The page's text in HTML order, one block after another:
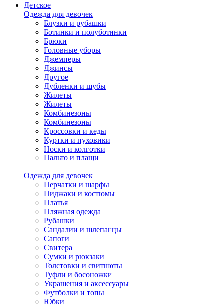
Детское
Одежда для девочек
Блузки и рубашки
Ботинки и полуботинки
Брюки
Головные уборы
Джемперы
Джинсы
Другое
Дубленки и шубы
Жилеты
Жилеты
Комбинезоны
Комбинезоны
Кроссовки и кеды
Куртки и пуховики
Носки и колготки
Пальто и плащи
Одежда для девочек
Перчатки и шарфы
Пиджаки и костюмы
Платья
Пляжная одежда
Рубашки
Сандалии и шлепанцы
Сапоги
Свитера
Сумки и рюкзаки
Толстовки и свитшоты
Туфли и босоножки
Украшения и аксессуары
Футболки и топы
Юбки